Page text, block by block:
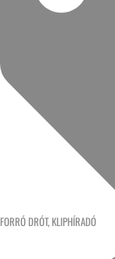
FORRÓ DRÓT, KLIPHÍRADÓ